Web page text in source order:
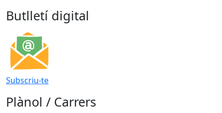
Butlletí digital
Subscriu-te
Plànol / Carrers